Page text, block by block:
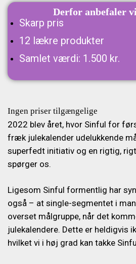
Derfor anbefaler
Skarp pris
12 lækre produkter
Samlet værdi: 1.500 kr.
Ingen priser tilgængelige
2022 blev året, hvor Sinful for
fræk julekalender udelukkende
superfedt initiativ og en rigtig,
spørger os.
Ligesom Sinful formentlig har
også – at single-segmentet i
overset målgruppe, når det
julekalendere. Dette er
hvilket vi i høj grad kan takke